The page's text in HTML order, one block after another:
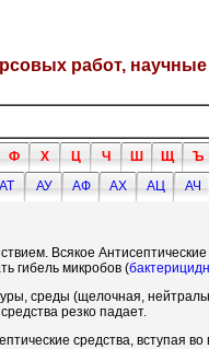
работ,
Ф Х Ц Ч Ш Щ Ъ
АТ АУ АФ АХ АЦ АЧ
Всякое
гибель микробов (
среды (щелочная,
резко падает.
средства,